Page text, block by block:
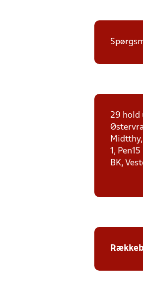
29 hold
1,
BK,